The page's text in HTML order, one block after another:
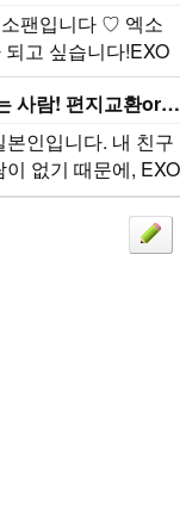
팬입니다 ♡ 엑소
고 싶습니다!EXO
になってください^
EXO-K・EXO-M를좋아하는 사람! 편지교환or선물교환하지않겠습니까?
인입니다. 내 친구
없기 때문에, EXO
아지고 싶습니다 (-
환 할 수있는 사람..